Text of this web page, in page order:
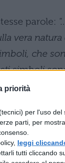
priorità
per l'uso del
parti, per
leggi
tutti cliccando
parole:
vera natura
che
simboli
la
diG.
metodo
calcolo. Nello